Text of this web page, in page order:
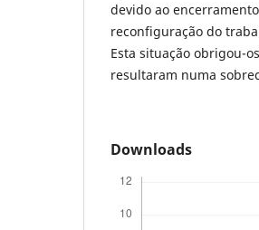
devido ao
reconfiguração do
Esta situação obrigou-
resultaram numa
Downloads